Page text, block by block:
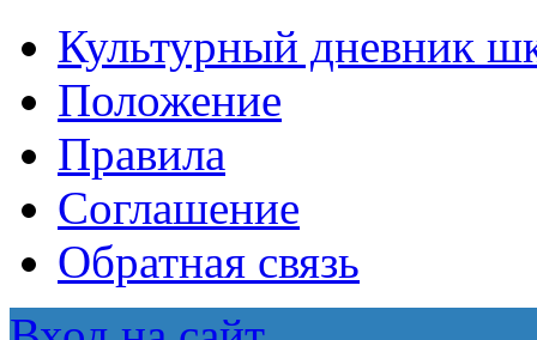
Культурный дневник
Положение
Правила
Соглашение
Обратная связь